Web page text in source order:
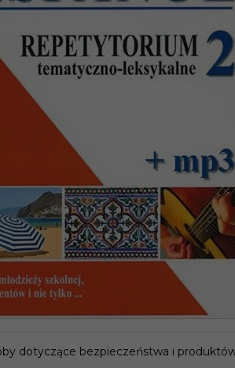
dotyczące bezpieczeństwa i